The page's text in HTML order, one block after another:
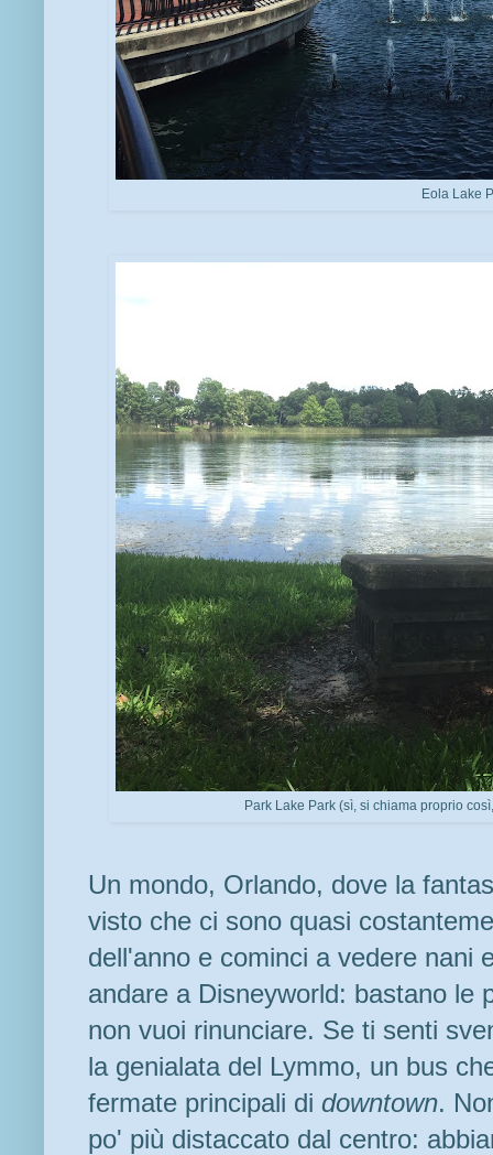
Eola Lake
Park Lake Park (sì, si chiama proprio
Un mondo, Orlando, dove la
visto che ci sono quasi
dell'anno e cominci a vedere nani
andare a Disneyworld: bastano le
non vuoi rinunciare. Se ti senti
la genialata del Lymmo, un bus
fermate principali di downtown.
po' più distaccato dal centro: